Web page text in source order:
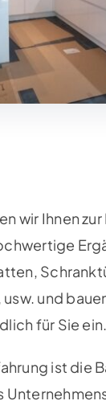
wir Ihnen
und
für Sie ein.
ist die